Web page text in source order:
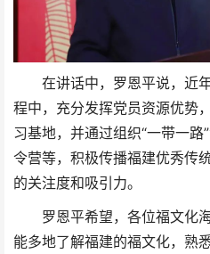
在讲话中，罗恩平说，近
程中，充分发挥党员资源优势
习基地，并通过组织“一带一
令营等，积极传播福建优秀传
的关注度和吸引力。
罗恩平希望，各位福文化
能多地了解福建的福文化，熟